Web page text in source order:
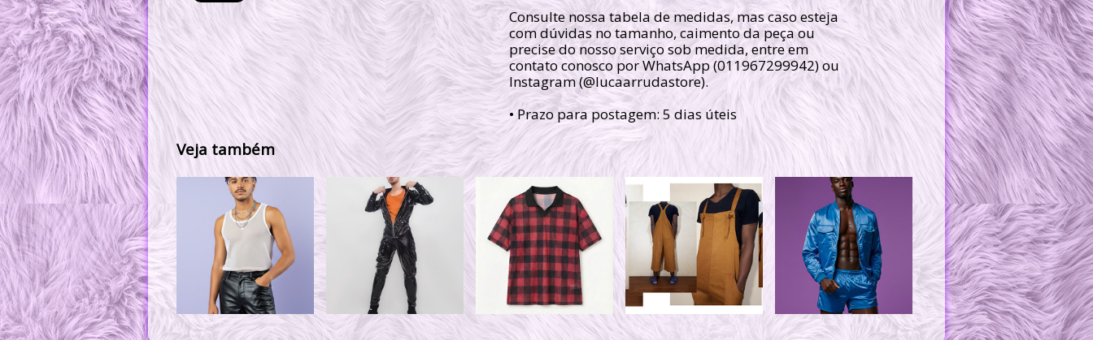
Consulte nossa tabela de medidas, mas caso esteja
com dúvidas no tamanho, caimento da peça ou
precise do nosso serviço sob medida, entre em
contato conosco por WhatsApp (011967299942) ou
Instagram (@lucaarrudastore).
• Prazo para postagem:5 dias úteis
Veja também